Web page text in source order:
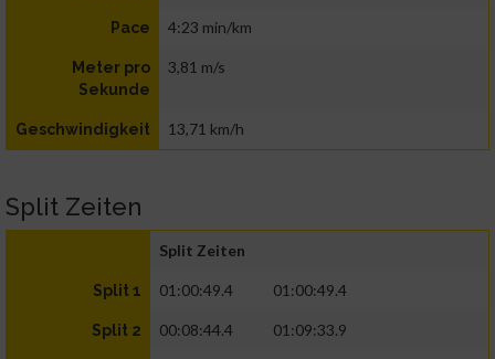
Pace 4:23 min/km
Meter pro
Sekunde
3,81 m/s
Geschwindigkeit 13,71 km/h
Split Zeiten
Split Zeiten
Split 1 01:00:49.4 01:00:49.4
Split 2 00:08:44.4 01:09:33.9